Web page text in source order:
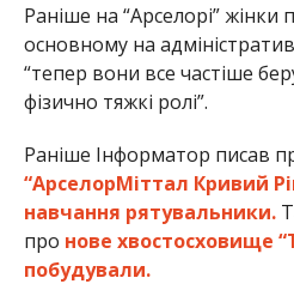
Раніше на “Арселорі”
основному на
“тепер вони все частіше
фізично тяжкі ролі”.
Раніше Інформатор писав
“АрселорМіттал Кривий
навчання рятувальники.
про нове хвостосховище
побудували.